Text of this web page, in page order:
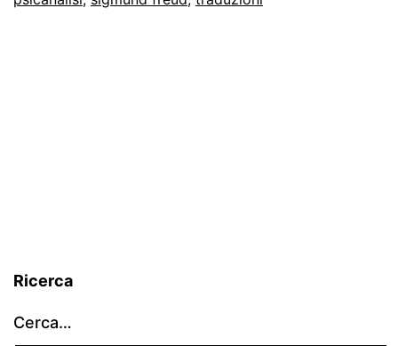
Ricerca
Cerca…